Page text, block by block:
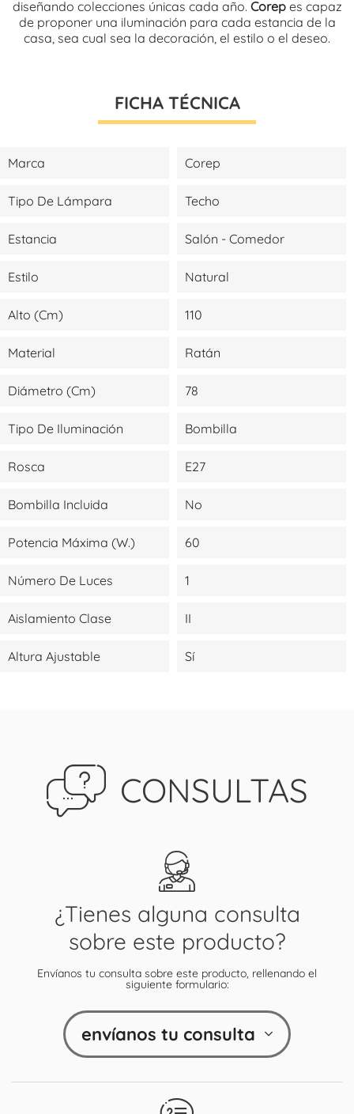
diseñando colecciones únicas cada año. Corepes capaz
de proponer una iluminación para cada estancia de la
casa, sea cual sea la decoración, el estilo o el deseo.
FICHA TÉCNICA
Marca Corep
Tipo De Lámpara Techo
Estancia Salón - Comedor
Estilo Natural
Alto (cm) 110
Material Ratán
Diámetro (cm) 78
Tipo De Iluminación Bombilla
Rosca E27
Bombilla Incluida No
Potencia Máxima (W.) 60
Número De Luces 1
Aislamiento Clase II
Altura Ajustable Sí
CONSULTAS
¿Tienes alguna consulta
sobre este producto?
Envíanos tu consulta sobre este producto, rellenando el
siguiente formulario:
envíanos tu consulta